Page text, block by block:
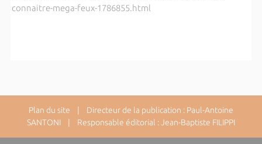
connaitre-mega-feux-1786855.html
Plan du site | Directeur de la publication : Paul-Antoine
SANTONI | Responsable éditorial : Jean-Baptiste FILIPPI